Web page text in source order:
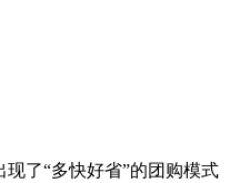
现了“多快好省”的团购模式